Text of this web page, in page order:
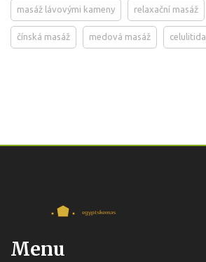
masáž lávovými kameny relaxační masáž
čínská masáž medová masáž celulitida
Menu